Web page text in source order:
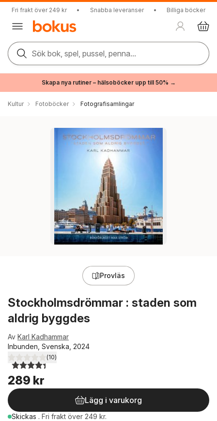
Fri frakt över 249 kr • Snabba leveranser • Billiga böcker
Sök bok, spel, pussel, penna...
Skapa nya rutiner – hälsoböcker upp till 50% →
Kultur Fotoböcker Fotografisamlingar
Provläs
Stockholmsdrömmar : staden som
aldrig byggdes
Av Karl Kadhammar
Inbunden, Svenska, 2024
4,4utav 5 stjärnor. Totalt antal röster:
(10)
289 kr
Lägg i varukorg
Skickas . Fri frakt över 249 kr.